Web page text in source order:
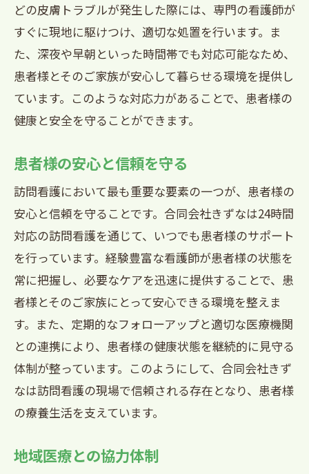
どの皮膚トラブルが発生した際には、専門の看護師が
すぐに現地に駆けつけ、適切な処置を行います。ま
た、深夜や早朝といった時間帯でも対応可能なため、
患者様とそのご家族が安心して暮らせる環境を提供し
ています。このような対応力があることで、患者様の
健康と安全を守ることができます。
患者様の安心と信頼を守る
訪問看護において最も重要な要素の一つが、患者様の
安心と信頼を守ることです。合同会社きずなは24時間
対応の訪問看護を通じて、いつでも患者様のサポート
を行っています。経験豊富な看護師が患者様の状態を
常に把握し、必要なケアを迅速に提供することで、患
者様とそのご家族にとって安心できる環境を整えま
す。また、定期的なフォローアップと適切な医療機関
との連携により、患者様の健康状態を継続的に見守る
体制が整っています。このようにして、合同会社きず
なは訪問看護の現場で信頼される存在となり、患者様
の療養生活を支えています。
地域医療との協力体制